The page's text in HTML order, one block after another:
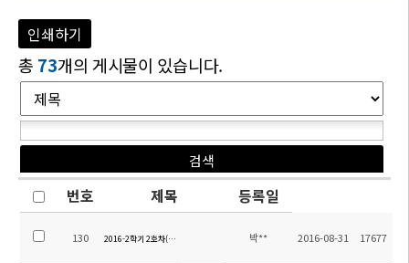
인쇄하기
총 73개의 게시물이 있습니다.
번호 제목 등록일
130 2016-2학기 2호차(후시지역) 탑승장소 안내-2박** 2016-08-31 17677